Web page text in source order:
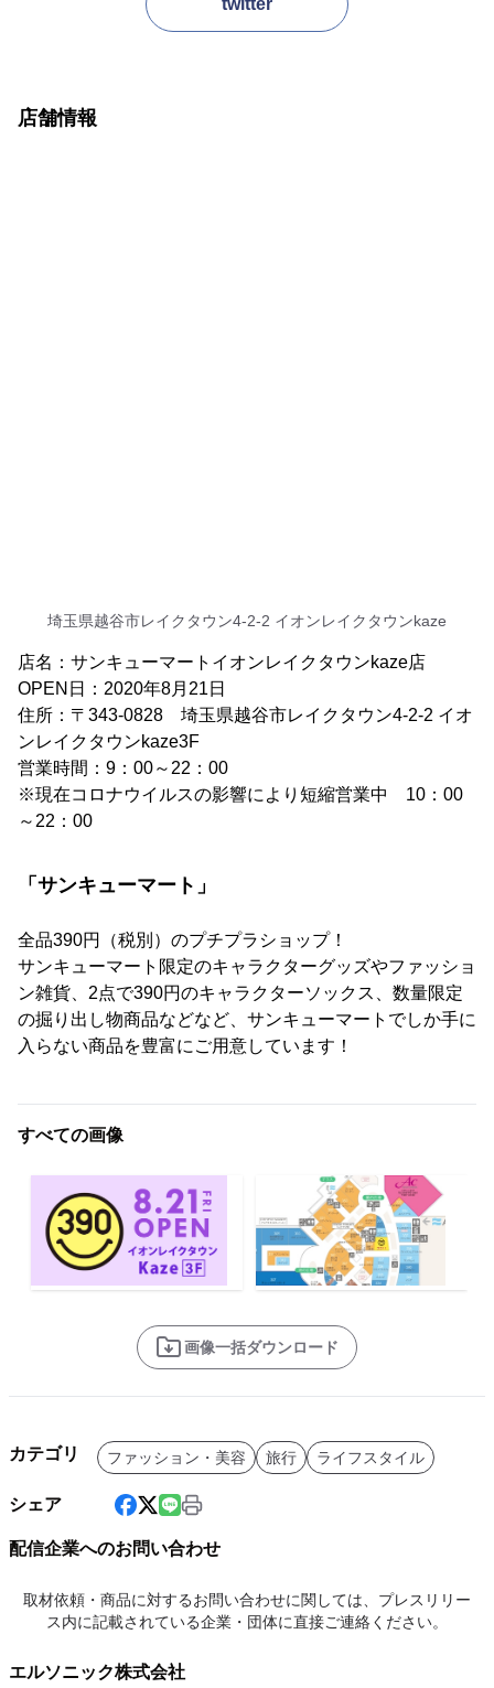
twitter
店舗情報
埼玉県越谷市レイクタウン4-2-2 イオンレイクタウンkaze
店名：サンキューマートイオンレイクタウンkaze店
OPEN日：2020年8月21日
住所：〒343-0828 埼玉県越谷市レイクタウン4-2-2 イオ
ンレイクタウンkaze3F
営業時間：9：00～22：00
※現在コロナウイルスの影響により短縮営業中 10：00
～22：00
「サンキューマート」
全品390円（税別）のプチプラショップ！
サンキューマート限定のキャラクターグッズやファッショ
ン雑貨、2点で390円のキャラクターソックス、数量限定
の掘り出し物商品などなど、サンキューマートでしか手に
入らない商品を豊富にご用意しています！
すべての画像
画像一括ダウンロード
カテゴリ ファッション・美容 旅行 ライフスタイル
シェア
配信企業へのお問い合わせ
取材依頼・商品に対するお問い合わせに関しては、プレスリリー
ス内に記載されている企業・団体に直接ご連絡ください。
エルソニック株式会社